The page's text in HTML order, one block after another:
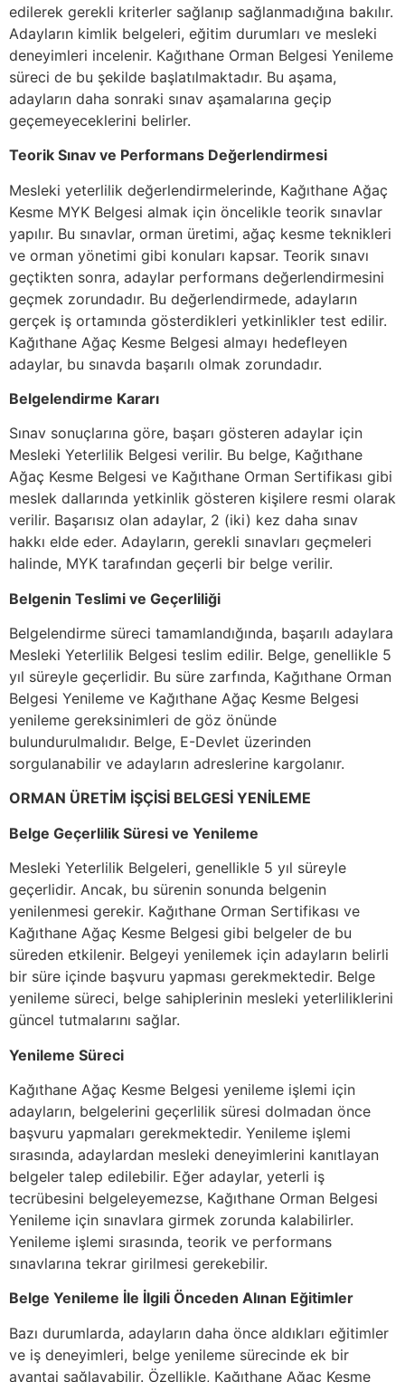
edilerek gerekli kriterler sağlanıp sağlanmadığına bakılır.
Adayların kimlik belgeleri, eğitim durumları ve mesleki
deneyimleri incelenir. Kağıthane Orman Belgesi Yenileme
süreci de bu şekilde başlatılmaktadır. Bu aşama,
adayların daha sonraki sınav aşamalarına geçip
geçemeyeceklerini belirler.
Teorik Sınav ve Performans Değerlendirmesi
Mesleki yeterlilik değerlendirmelerinde, Kağıthane Ağaç
Kesme MYK Belgesi almak için öncelikle teorik sınavlar
yapılır. Bu sınavlar, orman üretimi, ağaç kesme teknikleri
ve orman yönetimi gibi konuları kapsar. Teorik sınavı
geçtikten sonra, adaylar performans değerlendirmesini
geçmek zorundadır. Bu değerlendirmede, adayların
gerçek iş ortamında gösterdikleri yetkinlikler test edilir.
Kağıthane Ağaç Kesme Belgesi almayı hedefleyen
adaylar, bu sınavda başarılı olmak zorundadır.
Belgelendirme Kararı
Sınav sonuçlarına göre, başarı gösteren adaylar için
Mesleki Yeterlilik Belgesi verilir. Bu belge, Kağıthane
Ağaç Kesme Belgesi ve Kağıthane Orman Sertifikası gibi
meslek dallarında yetkinlik gösteren kişilere resmi olarak
verilir. Başarısız olan adaylar, 2 (iki) kez daha sınav
hakkı elde eder. Adayların, gerekli sınavları geçmeleri
halinde, MYK tarafından geçerli bir belge verilir.
Belgenin Teslimi ve Geçerliliği
Belgelendirme süreci tamamlandığında, başarılı adaylara
Mesleki Yeterlilik Belgesi teslim edilir. Belge, genellikle 5
yıl süreyle geçerlidir. Bu süre zarfında, Kağıthane Orman
Belgesi Yenileme ve Kağıthane Ağaç Kesme Belgesi
yenileme gereksinimleri de göz önünde
bulundurulmalıdır. Belge, E-Devlet üzerinden
sorgulanabilir ve adayların adreslerine kargolanır.
ORMAN ÜRETİM İŞÇİSİ BELGESİ YENİLEME
Belge Geçerlilik Süresi ve Yenileme
Mesleki Yeterlilik Belgeleri, genellikle 5 yıl süreyle
geçerlidir. Ancak, bu sürenin sonunda belgenin
yenilenmesi gerekir. Kağıthane Orman Sertifikası ve
Kağıthane Ağaç Kesme Belgesi gibi belgeler de bu
süreden etkilenir. Belgeyi yenilemek için adayların belirli
bir süre içinde başvuru yapması gerekmektedir. Belge
yenileme süreci, belge sahiplerinin mesleki yeterliliklerini
güncel tutmalarını sağlar.
Yenileme Süreci
Kağıthane Ağaç Kesme Belgesi yenileme işlemi için
adayların, belgelerini geçerlilik süresi dolmadan önce
başvuru yapmaları gerekmektedir. Yenileme işlemi
sırasında, adaylardan mesleki deneyimlerini kanıtlayan
belgeler talep edilebilir. Eğer adaylar, yeterli iş
tecrübesini belgeleyemezse, Kağıthane Orman Belgesi
Yenileme için sınavlara girmek zorunda kalabilirler.
Yenileme işlemi sırasında, teorik ve performans
sınavlarına tekrar girilmesi gerekebilir.
Belge Yenileme İle İlgili Önceden Alınan Eğitimler
Bazı durumlarda, adayların daha önce aldıkları eğitimler
ve iş deneyimleri, belge yenileme sürecinde ek bir
avantaj sağlayabilir. Özellikle, Kağıthane Ağaç Kesme